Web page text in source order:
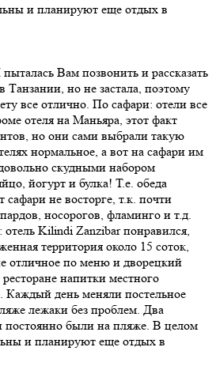
и планируют еще отдых в
Вам позвонить и рассказать
Танзании, но не застала, поэтому
все отлично. По сафари: отели все
отеля на Маньяра, этот факт
но они сами выбрали такую
нормальное, а вот на сафари им
скудными набором
йогурт и булка! Т.е. обеда
не восторге, т.к. почти
носорогов, фламинго и т.д.
Kilindi Zanzibar понравился,
территория около 15 соток,
отличное по меню и дворецкий
напитки местного
Каждый день меняли постельное
лежаки без проблем. Два
постоянно были на пляже. В целом
и планируют еще отдых в